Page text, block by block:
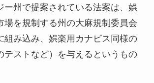
ー州で提案されている法案は、娯
場を規制する州の大麻規制委員会
組み込み、娯楽用カナビス同様の
ストなど） を与えるというもの